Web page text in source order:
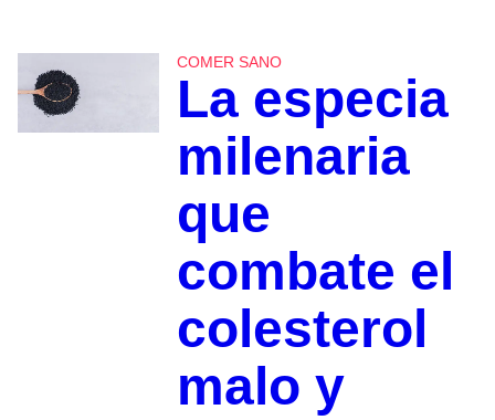
COMER SANO
La especia
milenaria
que
combate el
colesterol
malo y